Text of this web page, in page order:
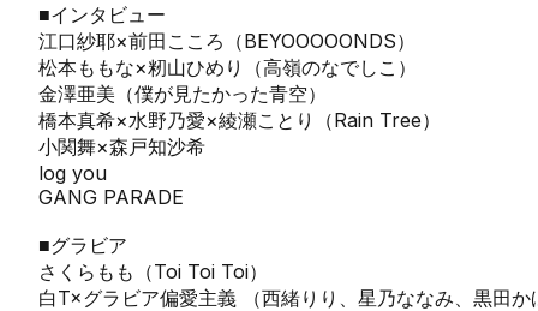
■インタビュー
江口紗耶×前田こころ（BEYOOOOONDS）
松本ももな×籾山ひめり（高嶺のなでしこ）
金澤亜美（僕が見たかった青空）
橋本真希×水野乃愛×綾瀬ことり（Rain Tree）
小関舞×森戸知沙希
log you
GANG PARADE
■グラビア
さくらもも（Toi Toi Toi）
白T×グラビア偏愛主義 （西緒りり、星乃ななみ、黒田